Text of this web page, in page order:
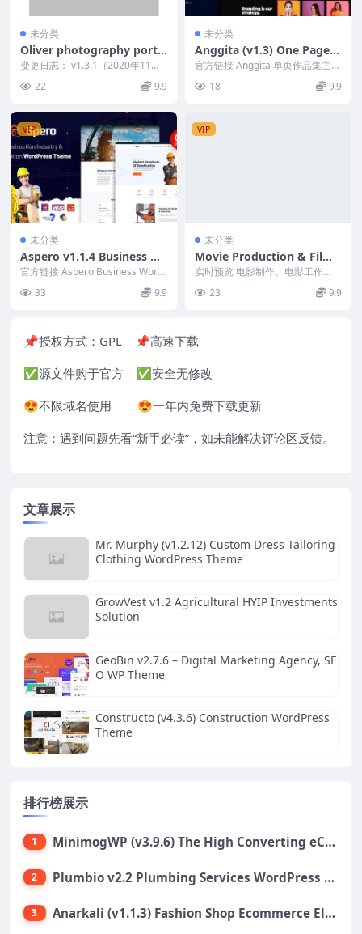
未分类
Oliver photography portf
olio theme v.1.3.1
变更日志： v1.3.1（2020年11月2
4日） - 新增英雄轮播； - 修复...
22 9.9
未分类
Anggita (v1.3) One Page P
ortfolio Theme
官方链接 Anggita 单页作品集主题
Nulled 是一款响应式现代创意单
页... 18 9.9
VIP
未分类
Aspero v1.1.4 Business W
ordPress Theme
官方链接 Aspero Business Word
33 9.9
VIP
未分类
Movie Production & Film
Studio WordPress Theme
– Ftage v.3.0.0 Free Downl
oad
实时预览 电影制作、电影工作
室、创意与娱乐 WordPress 主题
主要针对电影...
23 9.9
📌授权方式： GPL 📌高速下载
✅源文件购于官方 ✅安全无修改
😍不限域名使用 😍一年内免费下载更新
注意：遇到问题先看“新手必读”，如未能解决评论区反馈。
文章展示
Mr. Murphy (v1.2.12) Custom Dress Tailoring
Clothing WordPress Theme
GrowVest v1.2 Agricultural HYIP Investments
Solution
GeoBin v2.7.6 – Digital Marketing Agency, SE
O WP Theme
Constructo (v4.3.6) Construction WordPress
Theme
排行榜展示
1 MinimogWP (v3.9.6) The High Converting eCommerce WordPress Theme
2 Plumbio v2.2 Plumbing Services WordPress Theme
3 Anarkali (v1.1.3) Fashion Shop Ecommerce Elementor Theme